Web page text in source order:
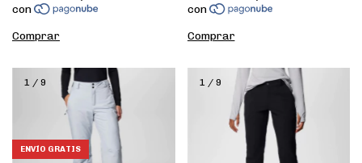
Comprar Comprar
1 / 9
ENVÍO GRATIS
1 / 9